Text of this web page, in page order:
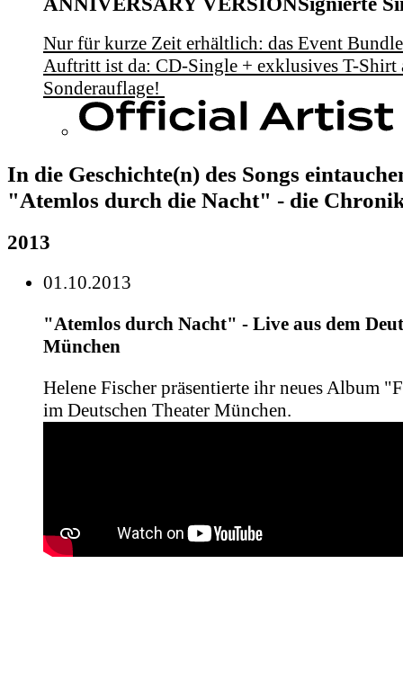
Nur für kurze Zeit erhältlich: das Event
Auftritt ist da: CD-Single + exklusives T-Shirt
Sonderauflage!
In die Geschichte(n) des Songs
"Atemlos durch die Nacht" - die
2013
01.10.2013
"Atemlos durch Nacht" - Live aus dem
München
Helene Fischer präsentierte ihr neues Album
im Deutschen Theater München.